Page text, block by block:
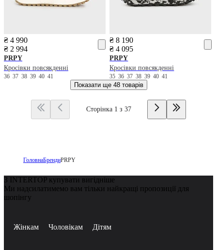
₴ 4 990
₴ 2 994
PRPY
Кросівки повсякденні
36 37 38 39 40 41
₴ 8 190
₴ 4 095
PRPY
Кросівки повсякденні
35363738394041
Показати ще 48 товарів
Сторінка 1 з 37
ГоловнаБрендиPRPY
З INTERTOP купувати вигідніше
Ми надсилатимемо вам тільки найкращі пропозиції для
шопінгу
Жінкам Чоловікам Дітям